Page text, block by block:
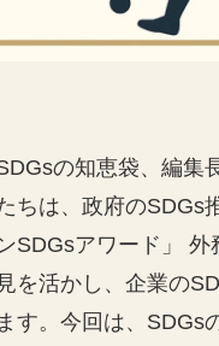
の知恵袋、編集
ちは、政府のSDGs
SDGsアワード」
を活かし、企業の
す。今回は、SDGs